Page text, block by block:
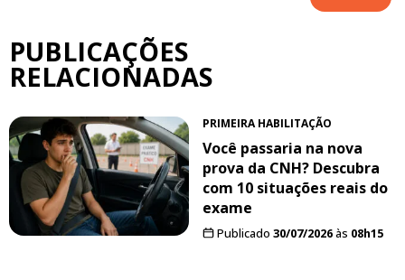
PUBLICAÇÕES
RELACIONADAS
PRIMEIRA HABILITAÇÃO
Você passaria na nova
prova da CNH? Descubra
com 10 situações reais do
exame
Publicado 30/07/2026às 08h15